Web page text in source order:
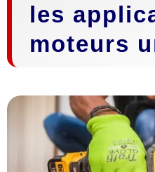
les
moteurs